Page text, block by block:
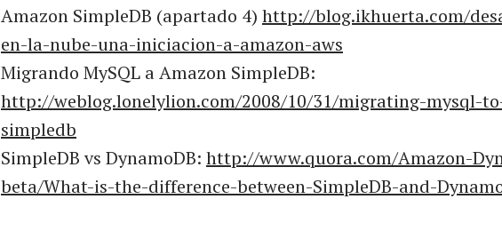
Amazon SimpleDB (apartado 4) http://blog.ikhuerta.com/
en-la-nube-una-iniciacion-a-amazon-aws
Migrando MySQL a Amazon SimpleDB:
http://weblog.lonelylion.com/2008/10/31/migrating-mysql-
simpledb
SimpleDB vs DynamoDB: http://www.quora.com/Amazon-
beta/What-is-the-difference-between-SimpleDB-and-